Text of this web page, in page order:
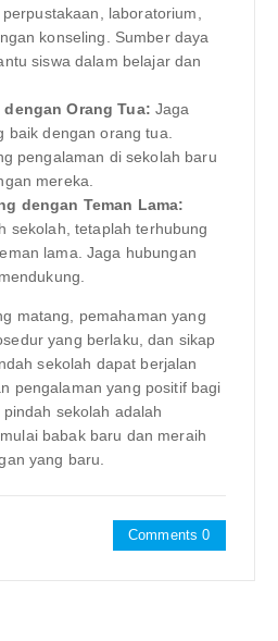
laboratorium,
konseling. Sumber daya
siswa dalam belajar dan
Orang Tua: Jaga
baik dengan orang tua.
pengalaman di sekolah baru
mereka.
dengan Teman Lama:
sekolah, tetaplah terhubung
lama. Jaga hubungan
matang, pemahaman yang
yang berlaku, dan sikap
sekolah dapat berjalan
pengalaman yang positif bagi
sekolah adalah
babak baru dan meraih
yang baru.
Comments 0